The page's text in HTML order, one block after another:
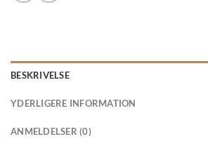
BESKRIVELSE
YDERLIGERE INFORMATION
ANMELDELSER (0)